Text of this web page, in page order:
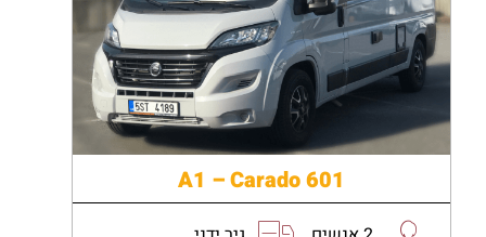
A1 – Carado 601